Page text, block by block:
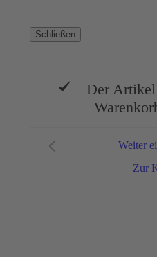
Schließen
Der
Zur
Weiter